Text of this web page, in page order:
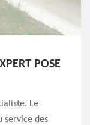
POSE
Le
service des